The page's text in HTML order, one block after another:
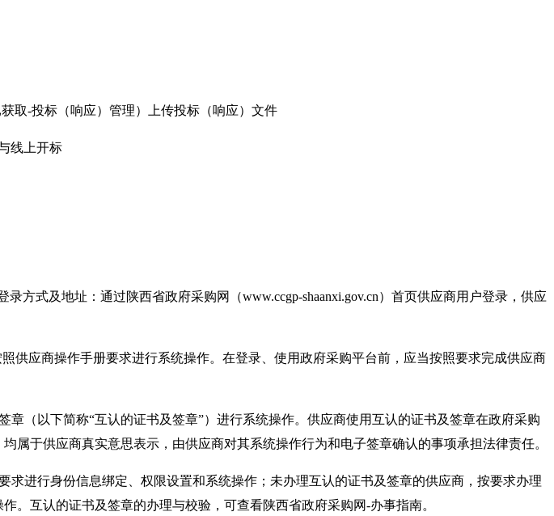
取-投标（响应）管理）上传投标（响应）文件
线上开标
方式及地址：通过陕西省政府采购网（www.ccgp-shaanxi.gov.cn）首页供应商用户登录，供应
供应商操作手册要求进行系统操作。在登录、使用政府采购平台前，应当按照要求完成供应商
（以下简称“互认的证书及签章”）进行系统操作。供应商使用互认的证书及签章在政府采购
于供应商真实意思表示，由供应商对其系统操作行为和电子签章确认的事项承担法律责任。
进行身份信息绑定、权限设置和系统操作；未办理互认的证书及签章的供应商，按要求办理
。互认的证书及签章的办理与校验，可查看陕西省政府采购网-办事指南。